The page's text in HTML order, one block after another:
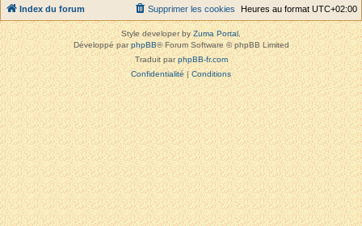
Index du forum Heures au format UTC+02:00
Supprimer les cookies
Style developer byZuma Portal,
Développé parphpBB® Forum Software © phpBB Limited
Traduit parphpBB-fr.com
Confidentialité|Conditions